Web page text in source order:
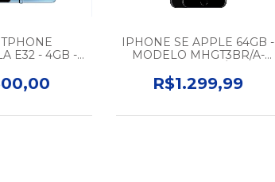
E32 - 4GB -
-
IPHONE SE APPLE 64GB -
MODELO MHGT3BR/A-
BATERIA ACIMA DE 75% -
SEMINOVO
R$1.299,99